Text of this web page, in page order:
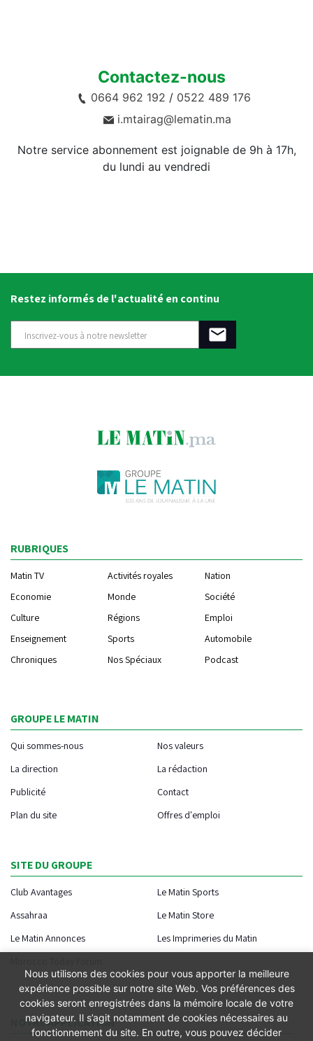
Contactez-nous
0664 962 192 / 0522 489 176
i.mtairag@lematin.ma
Notre service abonnement est joignable de 9h à 17h,
du lundi au vendredi
Restez informés de l'actualité en continu
RUBRIQUES
Matin TV Activités royales
Nation
Economie
Monde
Société
Culture
Régions
Emploi
Enseignement
Sports
Automobile
Chroniques
Nos Spéciaux Podcast
GROUPE LE MATIN
Qui sommes-nous
Nos valeurs
La direction
La rédaction
Publicité
Contact
Plan du site
Offres d'emploi
SITE DU GROUPE
Club Avantages
Le Matin Sports
Assahraa
Le Matin Store
Le Matin Annonces
Les Imprimeries du Matin
NOTRE APPLICATION
Nous utilisons des cookies pour vous apporter la meilleure
expérience possible sur notre site Web. Vos préférences des
cookies seront enregistrées dans la mémoire locale de votre
navigateur. Il s’agit notamment de cookies nécessaires au
fonctionnement du site. En outre, vous pouvez décider